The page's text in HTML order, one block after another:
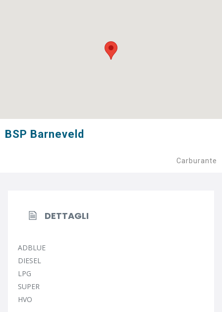
BSP Barneveld
Carburante
DETTAGLI
ADBLUE
DIESEL
LPG
SUPER
HVO